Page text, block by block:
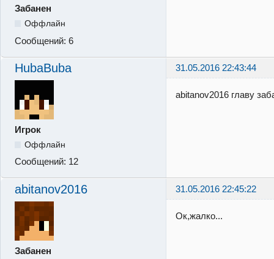
Забанен
Оффлайн
Сообщений: 6
HubaBuba 31.05.2016 22:43:44
Игрок
Оффлайн
Сообщений: 12
abitanov2016 главу
abitanov2016 31.05.2016 22:45:22
Забанен
Ок,жалко...